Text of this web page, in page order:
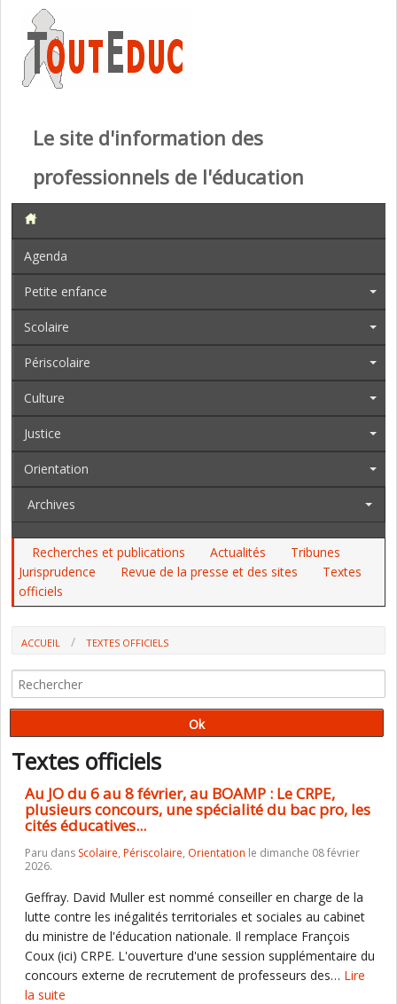
Le site d'information des
professionnels de l'éducation
Agenda
Petite enfance
Scolaire
Périscolaire
Culture
Justice
Orientation
Archives
Recherches et publications Actualités
Tribunes
Jurisprudence
Revue de la presse et des sites
Textes
officiels
ACCUEIL TEXTES OFFICIELS
Textes officiels
Au JO du 6 au 8 février, au BOAMP : Le CRPE,
plusieurs concours, une spécialité du bac pro, les
cités éducatives...
Paru dans Scolaire, Périscolaire, Orientation le dimanche 08 février
2026.
Geffray. David Muller est nommé conseiller en charge de la
lutte contre les inégalités territoriales et sociales au cabinet
du ministre de l'éducation nationale. Il remplace François
Coux (ici) CRPE. L'ouverture d'une session supplémentaire du
concours externe de recrutement de professeurs des… Lire
la suite